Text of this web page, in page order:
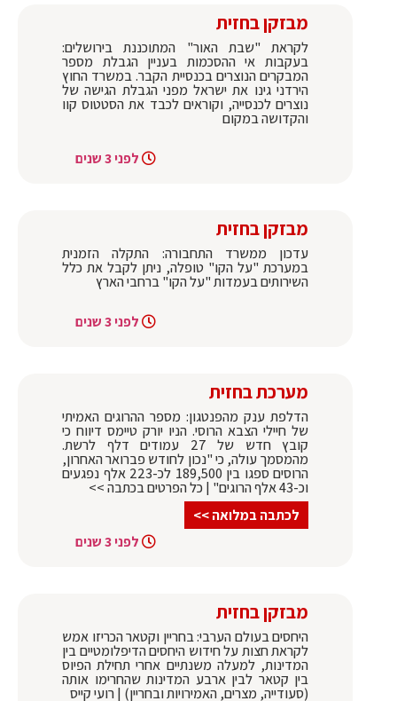
מבזקן בחזית
לקראת "שבת האור" המתוכננת בירושלים:
בעקבות אי ההסכמות בעניין הגבלת מספר
המבקרים הנוצרים בכנסיית הקבר. במשרד החוץ
הירדני גינו את ישראל מפני הגבלת הגישה של
נוצרים לכנסייה, וקוראים לכבד את הסטטוס קוו
והקדושה במקום
לפני 3 שנים
מבזקן בחזית
עדכון ממשרד התחבורה: התקלה הזמנית
במערכת "על הקו" טופלה, ניתן לקבל את כלל
השירותים בעמדות "על הקו" ברחבי הארץ
לפני 3 שנים
מערכת בחזית
הדלפת ענק מהפנטגון: מספר ההרוגים האמיתי
של חיילי הצבא הרוסי. הניו יורק טיימס דיווח כי
קובץ חדש של 27 עמודים דלף לרשת.
מהמסמך עולה, כי "נכון לחודש פברואר האחרון,
הרוסים ספגו בין 189,500 לכ-223 אלף נפגעים
וכ-43 אלף הרוגים" | כל הפרטים בכתבה >>
לכתבה במלואה >>
לפני 3 שנים
מבזקן בחזית
היחסים בעולם הערבי: בחריין וקטאר הכריזו אמש
לקראת חצות על חידוש היחסים הדיפלומטיים בין
המדינות, למעלה משנתיים אחרי תחילת הפיוס
בין קטאר לבין ארבע המדינות שהחרימו אותה
(סעודייה, מצרים, האמירויות ובחריין) | רועי קייס